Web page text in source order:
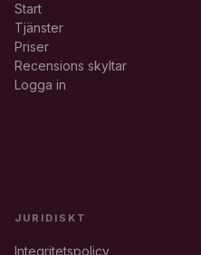
Start
Tjänster
Priser
Recensions skyltar
Logga in
JURIDISKT
Integritetspolicy